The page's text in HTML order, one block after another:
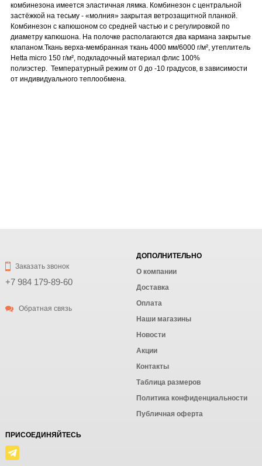
комбинезона имеется эластичная лямка. Комбинезон с центральной
застёжкой на тесьму - «молния» закрытая ветрозащитной планкой.
Комбинезон с капюшоном со средней частью и с регулировкой по
диаметру капюшона. На полочке располагаются два кармана закрытые
клапаном.Ткань верха-мембранная ткань 4000 мм/6000 г/м², утеплитель
Hetta micro 150 г/м², подкладочный материал флис 100%
полиэстер. Температурный режим от 0 до -10 градусов, в зависимости
от индивидуального теплообмена.
Заказать звонок
+7 984 179-89-60
Обратная связь
ДОПОЛНИТЕЛЬНО
О компании
Доставка
Оплата
Наши магазины
Новости
Акции
Контакты
Таблица размеров
Политика конфиденциальности
Публичная оферта
ПРИСОЕДИНЯЙТЕСЬ